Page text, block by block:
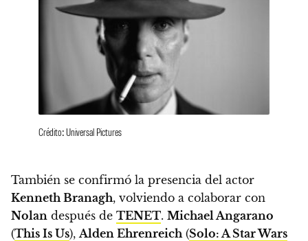
Crédito: Universal Pictures
También se confirmó la presencia del actor
Kenneth Branagh, volviendo a colaborar con
Nolan después de TENET. Michael Angarano
(This Is Us), Alden Ehrenreich (Solo: A Star Wars